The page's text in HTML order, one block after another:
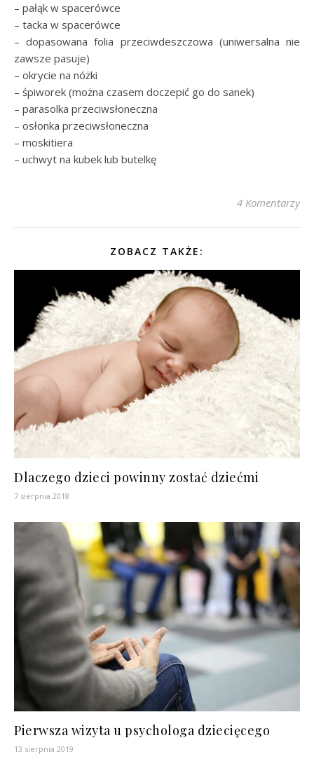
– pałąk w spacerówce
– tacka w spacerówce
– dopasowana folia przeciwdeszczowa (uniwersalna nie
zawsze pasuje)
– okrycie na nóżki
– śpiworek (można czasem doczepić go do sanek)
– parasolka przeciwsłoneczna
– osłonka przeciwsłoneczna
– moskitiera
– uchwyt na kubek lub butelkę
4 Komentarzy
ZOBACZ TAKŻE:
Dlaczego dzieci powinny zostać dziećmi
7 sierpnia 2018
Pierwsza wizyta u psychologa dziecięcego
13 sierpnia 2019